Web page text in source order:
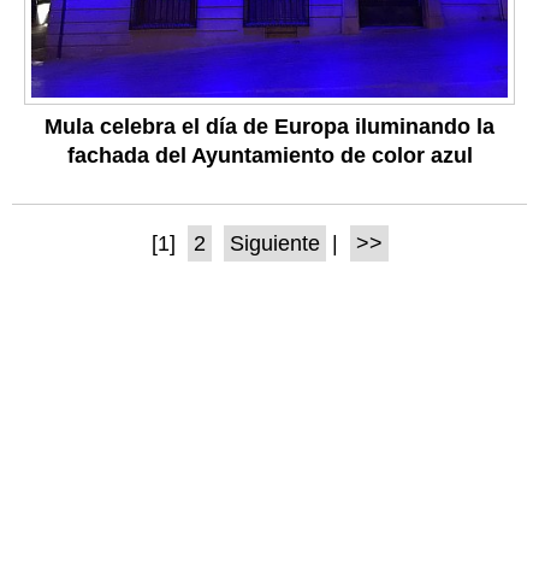
Mula celebra el día de Europa iluminando la
fachada del Ayuntamiento de color azul
[1] 2 Siguiente >>